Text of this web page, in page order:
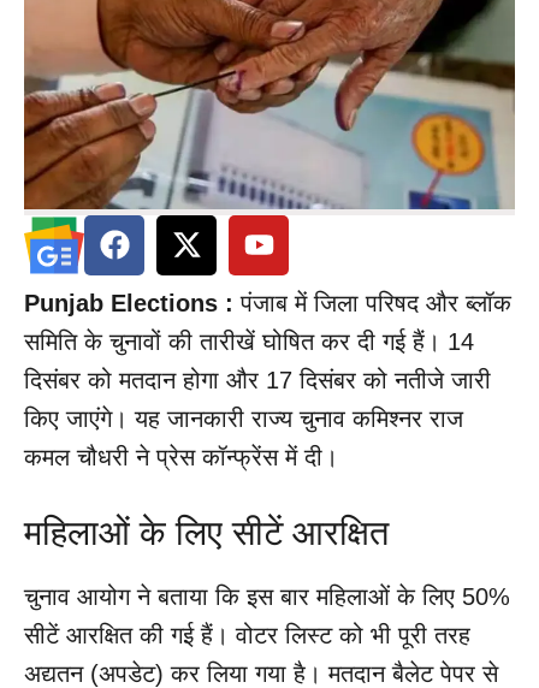
Punjab Elections : पंजाब में जिला परिषद और ब्लॉक
समिति के चुनावों की तारीखें घोषित कर दी गई हैं। 14
दिसंबर को मतदान होगा और 17 दिसंबर को नतीजे जारी
किए जाएंगे। यह जानकारी राज्य चुनाव कमिश्नर राज
कमल चौधरी ने प्रेस कॉन्फ्रेंस में दी।
महिलाओं के लिए सीटें आरक्षित
चुनाव आयोग ने बताया कि इस बार महिलाओं के लिए 50%
सीटें आरक्षित की गई हैं। वोटर लिस्ट को भी पूरी तरह
अद्यतन (अपडेट) कर लिया गया है। मतदान बैलेट पेपर से